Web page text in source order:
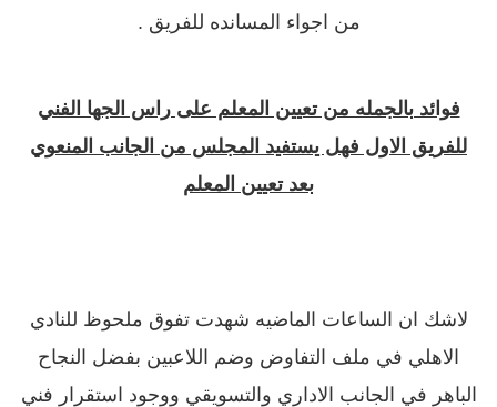
من اجواء المسانده للفريق .
فوائد بالجمله من تعيين المعلم على راس الجها الفني
للفريق الاول فهل يستفيد المجلس من الجانب المنعوي
بعد تعيين المعلم
لاشك ان الساعات الماضيه شهدت تفوق ملحوظ للنادي
الاهلي في ملف التفاوض وضم اللاعبين بفضل النجاح
الباهر في الجانب الاداري والتسويقي ووجود استقرار فني